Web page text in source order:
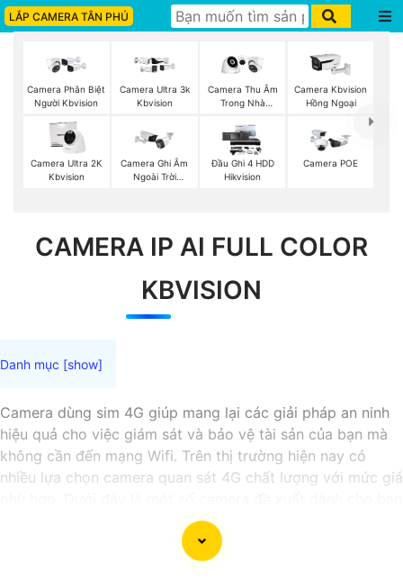
LẮP CAMERA TÂN PHÚ
Camera Phân Biệt
Người Kbvision
Camera Ultra 3k
Kbvision
Camera Thu Âm
Trong Nhà
Camera Kbvision
Hồng Ngoại
Camera Ultra 2K
Kbvision
Camera Ghi Âm
Ngoài Trời
Đầu Ghi 4 HDD
Hikvision
Camera POE
CAMERA IP AI FULL COLOR
KBVISION
Camera dùng sim 4G giúp mang lại các giải pháp an ninh
hiệu quả cho việc giám sát và bảo vệ tài sản của bạn mà
không cần đến mạng Wifi. Trên thị trường hiện nay có
nhiều lựa chọn camera quan sát 4G chất lượng với mức giá